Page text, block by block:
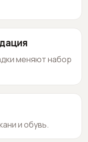
меняют набор
и обувь.